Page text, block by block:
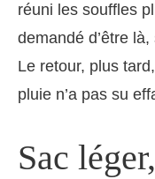
réuni les souffles
demandé d’être
Le retour, plus
pluie n’a pas su
Sac